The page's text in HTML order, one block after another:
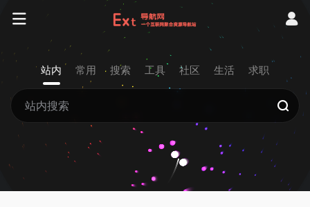
站内 常用 搜索 工具 社区 生活 求职